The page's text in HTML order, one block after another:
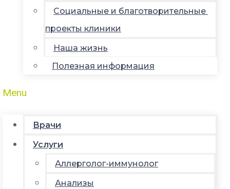
Социальные и благотворительные
проекты клиники
Наша жизнь
Полезная информация
Menu
Врачи
Услуги
Аллерголог-иммунолог
Анализы